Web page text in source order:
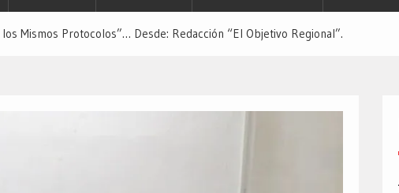
Quienes Más lo Necesitan… Desde:
Regional”.
Mismos Protocolos”… Desde: Redacción “El Objetivo Regional”.